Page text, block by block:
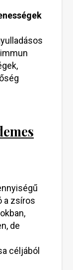
a zsíros
de
céljából